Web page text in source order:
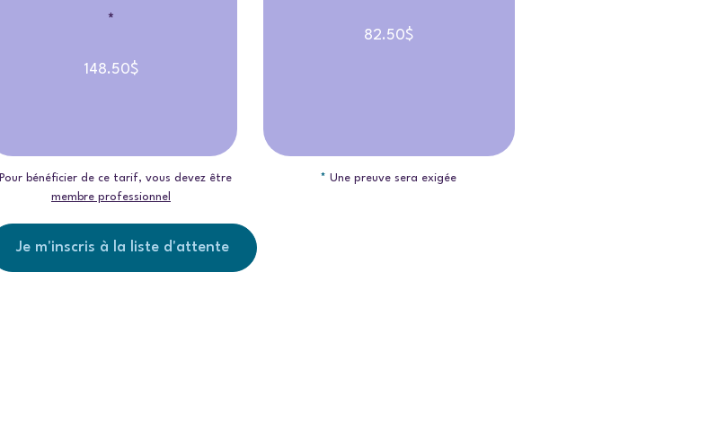
*
148.50$
Pour bénéficier de ce tarif, vous devez être
membre professionnel
82.50$
* Une preuve sera exigée
Je m'inscris à la liste d'attente